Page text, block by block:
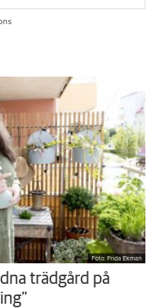
Foto: Frida Ekman
trädgård på